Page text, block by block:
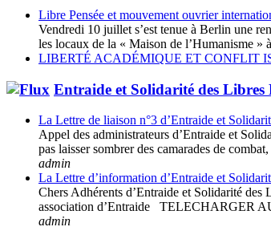
Libre Pensée et mouvement ouvrier
Vendredi 10 juillet s’est tenue à Berlin une
les locaux de la « Maison de l’Humanisme
LIBERTÉ ACADÉMIQUE ET CONFLIT
Entraide et Solidarité des Libres
La Lettre de liaison n°3 d’Entraide et
Appel des administrateurs d’Entraide et
pas laisser sombrer des camarades de
admin
La Lettre d’information d’Entraide et
Chers Adhérents d’Entraide et Solidarité des
association d’Entraide TELECHARGER
admin